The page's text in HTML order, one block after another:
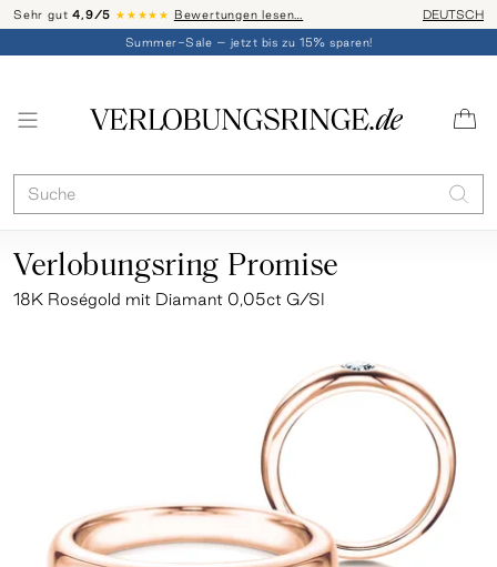
Sehr gut4,9/5 ★★★★★ Bewertungen lesen… Telefon-
DEUTSCH
Summer-Sale – jetzt bis zu 15% sparen!
Verlobungsring Promise
18K Roségold mit Diamant 0,05ct G/SI